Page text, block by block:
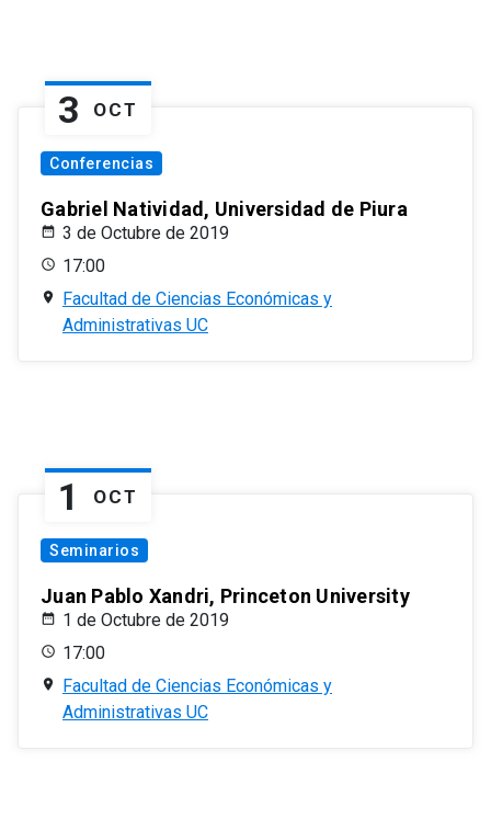
3 OCT
Conferencias
Gabriel Natividad, Universidad de Piura
3 de Octubre de 2019
17:00
Facultad de Ciencias Económicas y
Administrativas UC
1 OCT
Seminarios
Juan Pablo Xandri, Princeton University
1 de Octubre de 2019
17:00
Facultad de Ciencias Económicas y
Administrativas UC